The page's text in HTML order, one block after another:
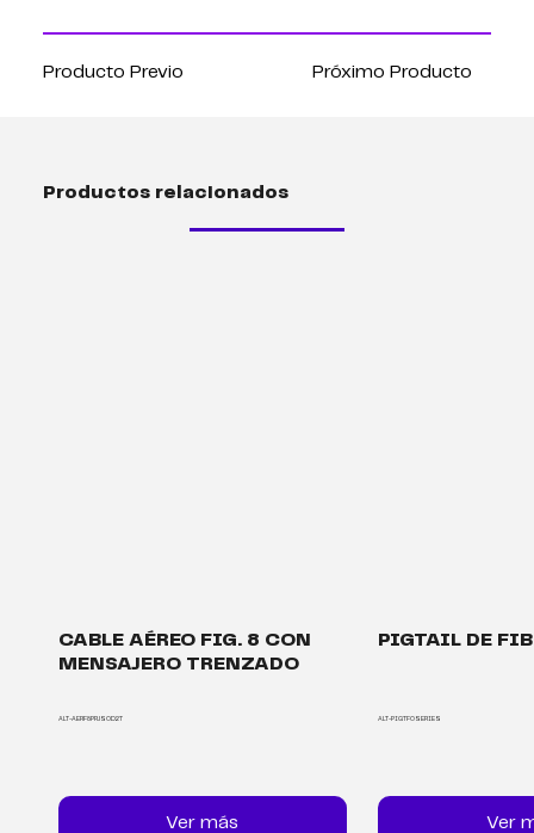
Producto Previo Próximo Producto
Productos relacionados
Ver más
CABLE AÉREO FIG. 8 CON
MENSAJERO TRENZADO
ALT-AERF8PRJSOD2T
Ver
PIGTAIL DE
ALT-PIGTFOSERIES